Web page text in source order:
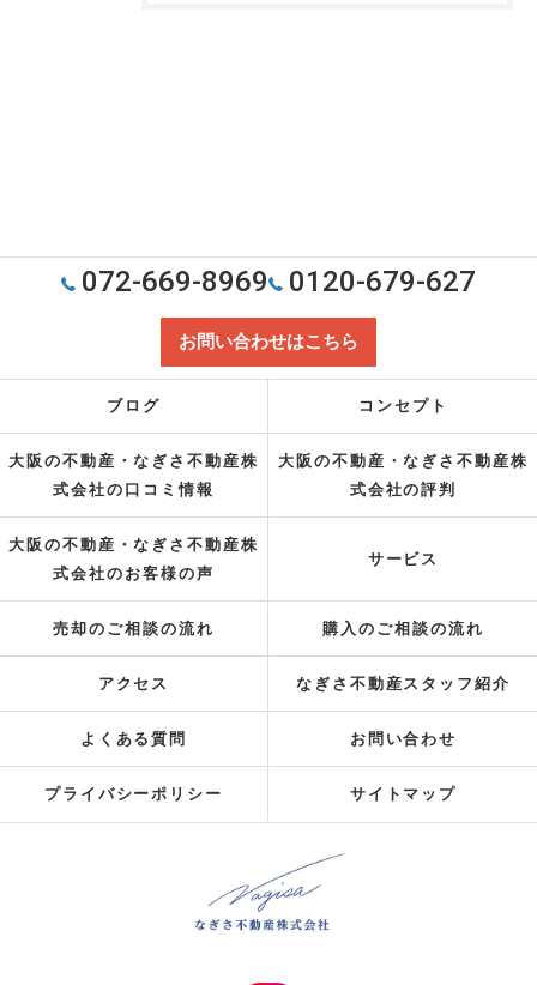
072-669-8969 0120-679-627
お問い合わせはこちら
ブログ コンセプト
大阪の不動産・なぎさ不動産株
式会社の口コミ情報
大阪の不動産・なぎさ不動産株
式会社の評判
大阪の不動産・なぎさ不動産株
式会社のお客様の声
サービス
売却のご相談の流れ 購入のご相談の流れ
アクセス なぎさ不動産スタッフ紹介
よくある質問 お問い合わせ
プライバシーポリシー サイトマップ